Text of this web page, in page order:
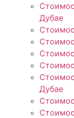
Дубае
Дубае